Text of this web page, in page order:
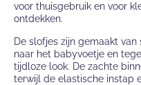
voor thuisgebruik en voor
ontdekken.
De slofjes zijn gemaakt
naar het babyvoetje en
tijdloze look. De zachte
terwijl de elastische instap